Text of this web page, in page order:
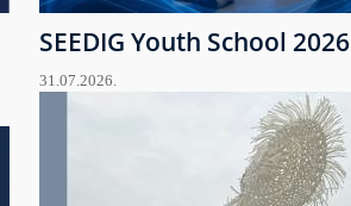
SEEDIG Youth School 2026
31.07.2026.